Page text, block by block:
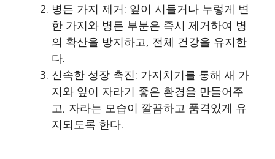
병든 가지 제거: 잎이 시들거나 누렇게 변
한 가지와 병든 부분은 즉시 제거하여 병
의 확산을 방지하고, 전체 건강을 유지한
다.
신속한 성장 촉진: 가지치기를 통해 새 가
지와 잎이 자라기 좋은 환경을 만들어주
고, 자라는 모습이 깔끔하고 품격있게 유
지되도록 한다.